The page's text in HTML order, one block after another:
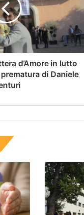
d’Amore in lutto
di Daniele